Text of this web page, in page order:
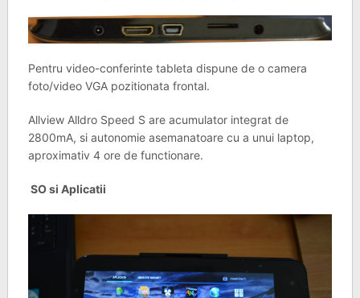
Pentru video-conferinte tableta dispune de o camera
foto/video VGA pozitionata frontal.
Allview Alldro Speed S are acumulator integrat de
2800mA, si autonomie asemanatoare cu a unui laptop,
aproximativ 4 ore de functionare.
SO si Aplicatii